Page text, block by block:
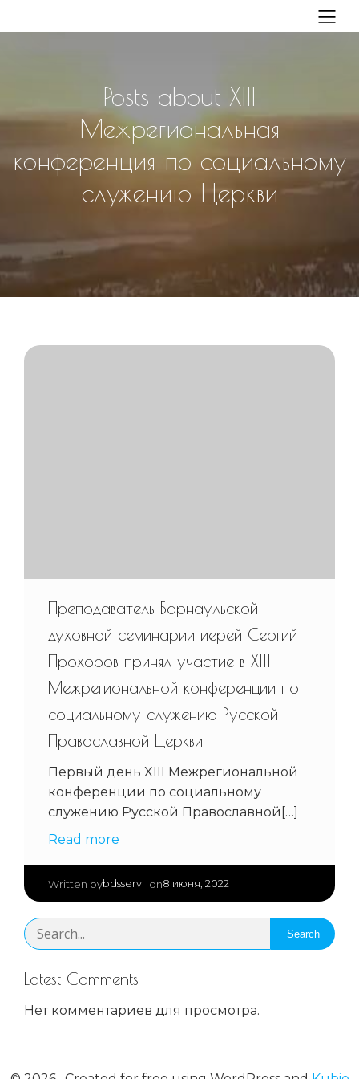
Posts about XIII
Межрегиональная
конференция по социальному
служению Церкви
Преподаватель Барнаульской
духовной семинарии иерей Сергий
Прохоров принял участие в XIII
Межрегиональной конференции по
социальному служению Русской
Православной Церкви
Первый день XIII Межрегиональной
конференции по социальному
служению Русской Православной[…]
Read more
Written bybdsserv on8 июня, 2022
Search
Latest Comments
Нет комментариев для просмотра.